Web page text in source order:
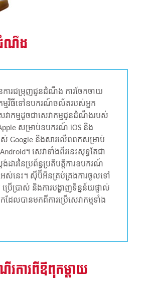
ណឹង
ការជម្រុញជូនដំណឹង ការចែកចាយ
ម្មវិធីទៅឧបករណ៍ចល័តរបស់អ្នក
វាកម្មដូចជាសេវាកម្មជូនដំណឹងរបស់
សម្រាប់ឧបករណ៍ iOS និង
ស់ Google និងសារលើពពកសម្រាប់
។ សេវាទាំងពីរនេះសុទ្ធតែជា
ដារនៃប្រព័ន្ធប្រតិបត្តិការឧបករណ៍
ស់នេះ។ ស៊ី​ប៊ីអិនគ្រប់គ្រងការចូលទៅ
រើប្រាស់ និងការបង្ហាញទិន្នន័យផ្ទាល់
កដែលបានមកពីការប្រើសេវាកម្មទាំង
ការពីឪពុកម្តាយ